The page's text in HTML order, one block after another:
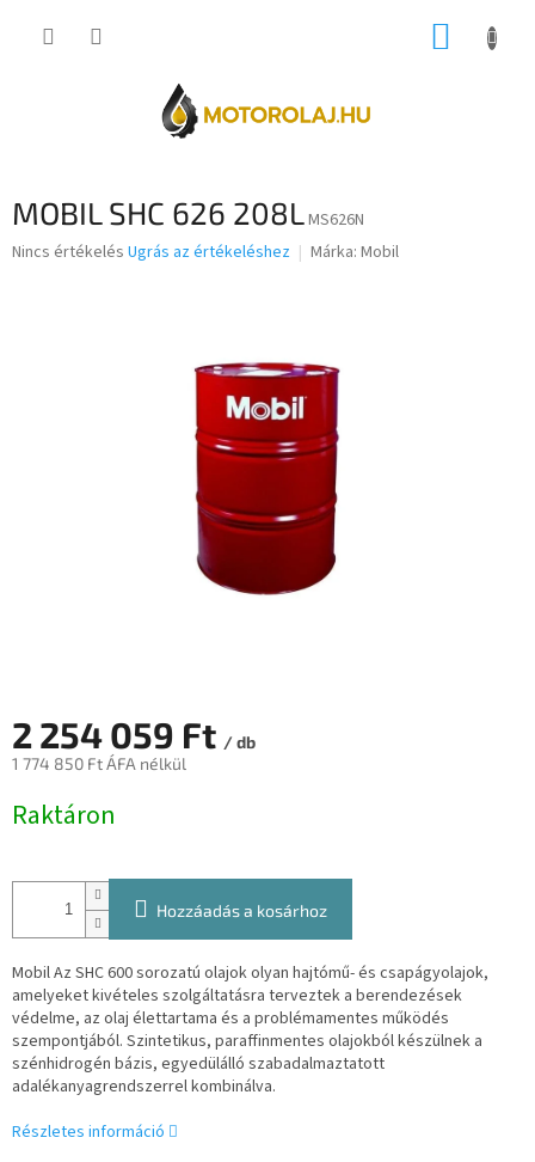
KOSÁR
MOBIL SHC 626 208LMS626N
A
Nincs értékelés Ugrás az értékeléshez Márka: Mobil
2 254 059 Ft / db
1 774 850 Ft ÁFA nélkül
Raktáron
Hozzáadás a kosárhoz
Mobil Az SHC 600 sorozatú olajok olyan hajtómű- és csapágyolajok,
amelyeket kivételes szolgáltatásra terveztek a berendezések
védelme, az olaj élettartama és a problémamentes működés
szempontjából. Szintetikus, paraffinmentes olajokból készülnek a
szénhidrogén bázis, egyedülálló szabadalmaztatott
adalékanyagrendszerrel kombinálva.
Részletes információ